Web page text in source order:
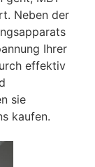
Neben der
Ihrer
effektiv
sie
kaufen.